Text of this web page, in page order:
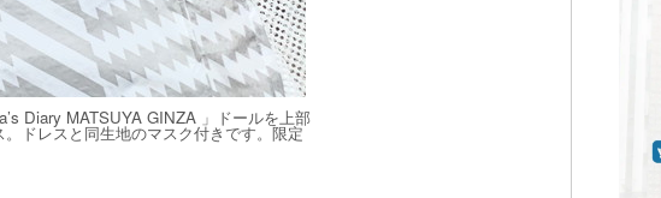
Diary MATSUYA GINZA 」ドールを上部
ドレスと同生地のマスク付きです。限定